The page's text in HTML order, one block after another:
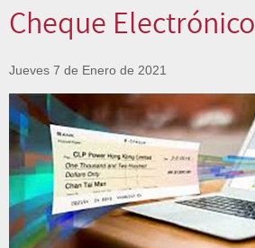
Cheque Electrónico
Jueves 7 de Enero de 2021